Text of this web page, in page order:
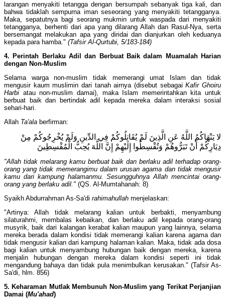
larangan menyakiti tetangga dengan bersumpah sebanyak tiga kali, dan
bahwa tidaklah sempurna iman seseorang yang menyakiti tetangganya.
Maka, sepatutnya bagi seorang mukmin untuk waspada dari menyakiti
tetangganya, berhenti dari apa yang dilarang Allah dan Rasul-Nya, serta
bersemangat melakukan apa yang diridai dan dianjurkan oleh keduanya
kepada para hamba." (Tafsir Al-Qurtubi, 5/183-184)
4. Perintah Berlaku Adil dan Berbuat Baik dalam Muamalah Harian
dengan Non-Muslim
Selama warga non-muslim tidak memerangi umat Islam dan tidak
mengusir kaum muslimin dari tanah airnya (disebut sebagaiKafir Ghoiru
Harbi atau non-muslim damai), maka Islam memerintahkan kita untuk
berbuat baik dan bertindak adil kepada mereka dalam interaksi sosial
sehari-hari.
Allah Ta'ala berfirman:
لا يَنْهَاكُمُ اللَّهُ عَنِ الَّذِينَ لَمْ يُقَاتِلُوكُمْ فِي الدِّينِ وَلَمْ يُخْرِجُوكُمْ مِنْ
دِيَارِكُمْ أَنْ تَبَرُّوهُمْ وَتُقْسِطُوا إِلَيْهِمْ إِنَّ اللَّهَ يُحِبُّ الْمُقْسِطِينَ
"Allah tidak melarang kamu berbuat baik dan berlaku adil terhadap orang-
orang yang tidak memerangimu dalam urusan agama dan tidak mengusir
kamu dari kampung halamanmu. Sesungguhnya Allah mencintai orang-
orang yang berlaku adil." (QS. Al-Mumtahanah: 8)
Syaikh Abdurrahman As-Sa'di rahimahullah menjelaskan:
"Artinya: Allah tidak melarang kalian untuk berbakti, menyambung
silaturahmi, membalas kebaikan, dan berlaku adil kepada orang-orang
musyrik, baik dari kalangan kerabat kalian maupun yang lainnya, selama
mereka berada dalam kondisi tidak memerangi kalian karena agama dan
tidak mengusir kalian dari kampung halaman kalian. Maka, tidak ada dosa
bagi kalian untuk menyambung hubungan baik dengan mereka, karena
menjalin hubungan dengan mereka dalam kondisi seperti ini tidak
mengandung bahaya dan tidak pula menimbulkan kerusakan." (Tafsir As-
Sa'di, hlm. 856)
5. Keharaman Mutlak Membunuh Non-Muslim yang Terikat Perjanjian
Damai (Mu'ahad)